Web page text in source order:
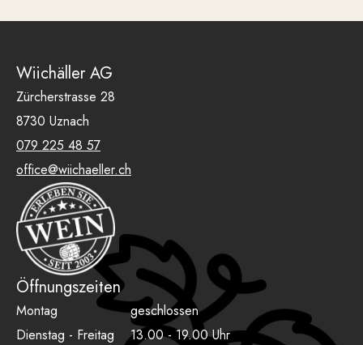
Wiichäller AG
Zürcherstrasse 28
8730 Uznach
079 225 48 57
office@wiichaeller.ch
Öffnungszeiten
Montag
geschlossen
Dienstag - Freitag
13.00 - 19.00 Uhr